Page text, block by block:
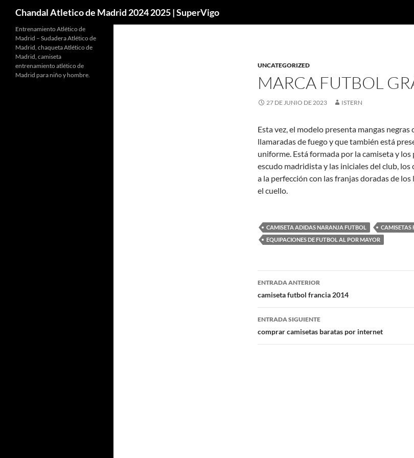
Chandal Atletico de Madrid 2024 2025 | SuperVigo
UNCATEGORIZED
MARCA FUTBOL
27 DE JUNIO DE 2023 ISTERN
Esta vez, el modelo presenta mangas
llamaradas de fuego y que también está
uniforme. Está formada por la camiseta y los
escudo madridista y las iniciales del club, los
a la perfección con las franjas doradas de
el cuello.
CAMISETA ADIDAS NARANJA FUTBOL
CAMISETAS
EQUIPACIONES DE FUTBOL AL POR MAYOR
Navegación
de
entradas
ENTRADA ANTERIOR
camiseta futbol francia 2014
ENTRADA SIGUIENTE
comprar camisetas baratas por internet
Entrenamiento Atlético de
Madrid – Sudadera Atlético de
Madrid, chaqueta Atlético de
Madrid, camiseta
entrenamiento atlético de
Madrid para niño y hombre.